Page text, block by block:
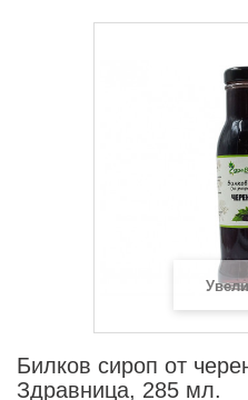
Билков сироп от
Здравница, 285 мл.